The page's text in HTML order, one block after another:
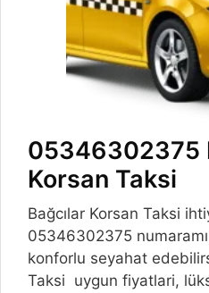
05346302375
Korsan Taksi
Bağcılar Korsan Taksi
05346302375
konforlu seyahat
Taksi uygun fiyatlari,